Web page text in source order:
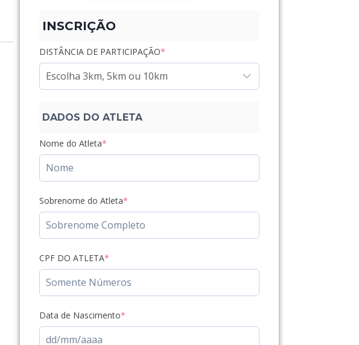
INSCRIÇÃO
DISTÂNCIA DE PARTICIPAÇÃO*
DADOS DO ATLETA
Nome do Atleta*
Sobrenome do Atleta*
CPF DO ATLETA*
Data de Nascimento*